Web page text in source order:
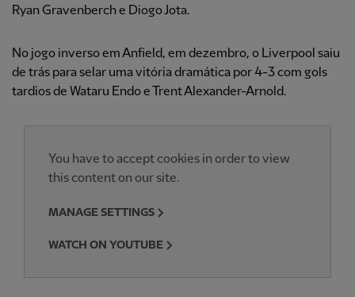
Ryan Gravenberch e Diogo Jota.
No jogo inverso em Anfield, em dezembro, o Liverpool saiu
de trás para selar uma vitória dramática por 4-3 com gols
tardios de Wataru Endo e Trent Alexander-Arnold.
You have to accept cookies in order to view
this content on our site.
MANAGE SETTINGS
WATCH ON YOUTUBE